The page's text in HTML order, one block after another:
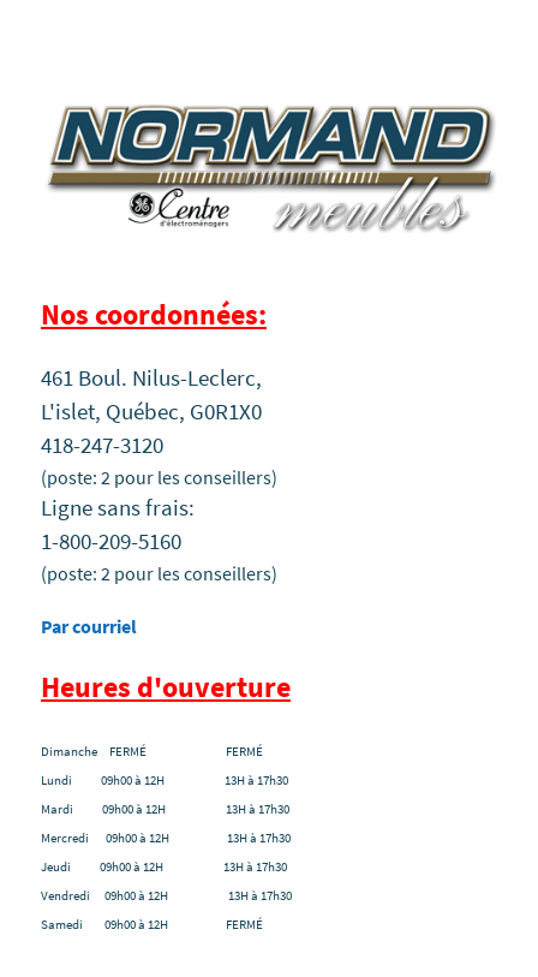
Nos coordonnées:
461 Boul. Nilus-Leclerc,
L'islet, Québec, G0R1X0
418-247-3120
(poste: 2 pour les conseillers)
Ligne sans frais:
1-800-209-5160
(poste: 2 pour les conseillers)
Par courriel
Heures d'ouverture
Dimanche FERMÉ FERMÉ
Lundi 09h00 à 12H 13H à 17h30
Mardi 09h00 à 12H 13H à 17h30
Mercredi 09h00 à 12H 13H à 17h30
Jeudi 09h00 à 12H 13H à 17h30
Vendredi 09h00 à 12H 13H à 17h30
Samedi 09h00 à 12H FERMÉ